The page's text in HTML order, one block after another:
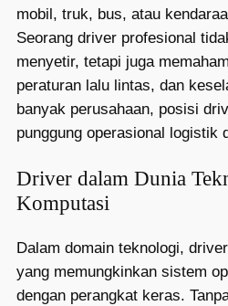
mobil, truk, bus, atau
Seorang driver profesional
menyetir, tetapi juga
peraturan lalu lintas, dan
banyak perusahaan, posisi
punggung operasional logistik
Driver dalam Dunia
Komputasi
Dalam domain teknologi,
yang memungkinkan sistem
dengan perangkat keras.